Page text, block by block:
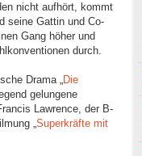
nicht aufhört, kommt
seine Gattin und Co-
Gang höher und
durch.
Drama „Die
gelungene
Lawrence, der B-
„Superkräfte mit